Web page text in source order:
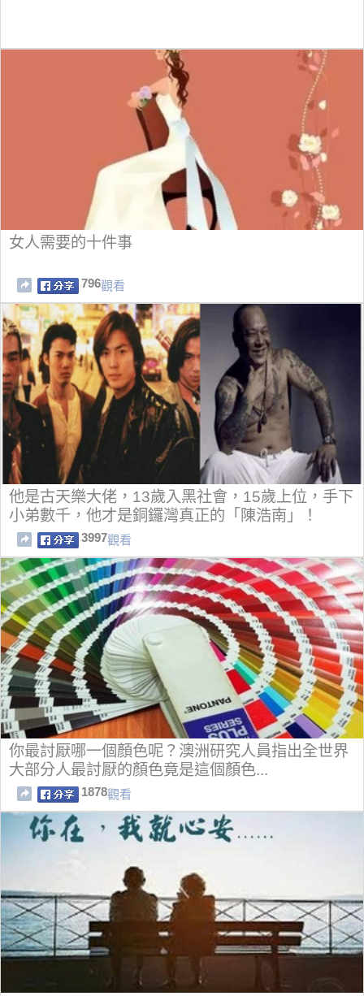
女人需要的十件事
796觀看
他是古天樂大佬，13歲入黑社會，15歲上位，手下
小弟數千，他才是銅鑼灣真正的「陳浩南」！
3997觀看
你最討厭哪一個顏色呢？澳洲研究人員指出全世界
大部分人最討厭的顏色竟是這個顏色...
1878觀看